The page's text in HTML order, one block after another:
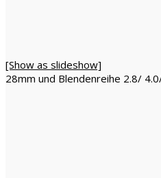
[Show as slideshow]
28mm und Blendenreihe 2.8/